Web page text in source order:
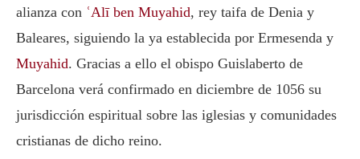
alianza con ʿAlī ben Muyahid, rey taifa de Denia y
Baleares, siguiendo la ya establecida por Ermesenda y
Muyahid. Gracias a ello el obispo Guislaberto de
Barcelona verá confirmado en diciembre de 1056 su
jurisdicción espiritual sobre las iglesias y comunidades
cristianas de dicho reino.